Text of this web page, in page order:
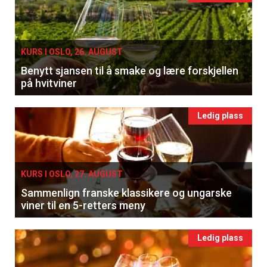
KURS I OSLO, 26. AUGUST
Benytt sjansen til å smake og lære forskjellen
på hvitviner
Ledig plass
KURS I OSLO, 27. AUGUST
Sammenlign franske klassikere og ungarske
viner til en 5-retters meny
Ledig plass